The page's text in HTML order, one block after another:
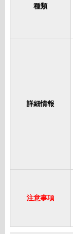
種類
詳細情報
注意事項